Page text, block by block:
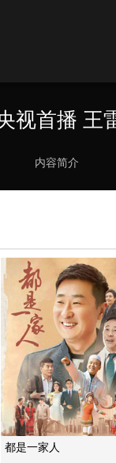
视首播
内容简介
都是一家人